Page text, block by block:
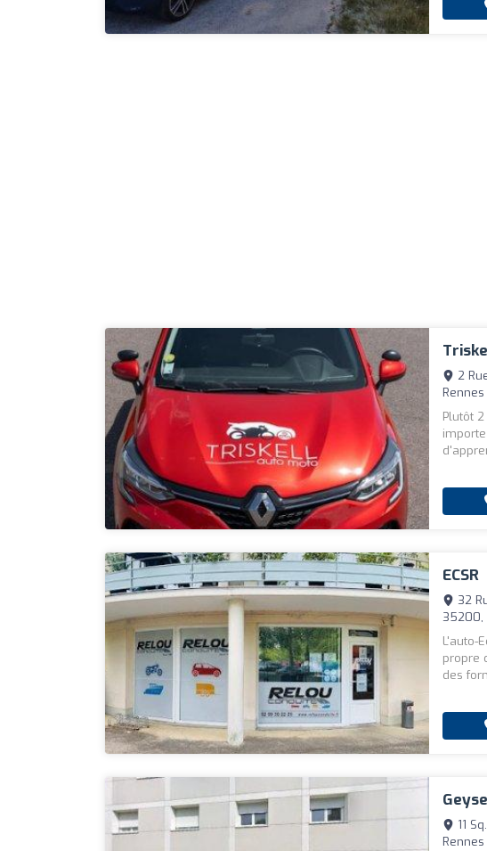
2
Rennes
Plutôt
ECSR
32
35200,
L'auto-
propre
des
11
Rennes